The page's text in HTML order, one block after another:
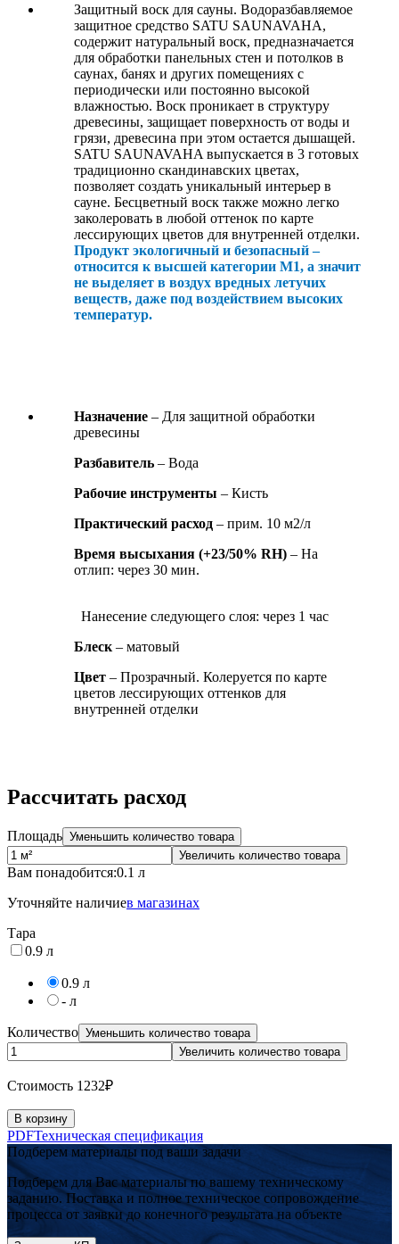
Защитный воск для сауны. Водоразбавляемое
защитное средство SATU SAUNAVAHA,
содержит натуральный воск, предназначается
для обработки панельных стен и потолков в
саунах, банях и других помещениях с
периодически или постоянно высокой
влажностью. Воск проникает в структуру
древесины, защищает поверхность от воды и
грязи, древесина при этом остается дышащей.
SATU SAUNAVAHA выпускается в 3 готовых
традиционно скандинавских цветах,
позволяет создать уникальный интерьер в
сауне. Бесцветный воск также можно легко
заколеровать в любой оттенок по карте
лессирующих цветов для внутренней отделки.
Продукт экологичный и безопасный –
относится к высшей категории М1, а значит
не выделяет в воздух вредных летучих
веществ, даже под воздействием высоких
температур.
Назначение – Для защитной обработки
древесины
Разбавитель – Вода
Рабочие инструменты – Кисть
Практический расход – прим. 10 м2/л
Время высыхания (+23/50% RH) – На
отлип: через 30 мин.
Нанесение следующего слоя: через 1 час
Блеск – матовый
Цвет – Прозрачный. Колеруется по карте
цветов лессирующих оттенков для
внутренней отделки
Расcчитать расход
Площадь Уменьшить количество товара
Увеличить количество товара
Вам понадобится:0.1 л
Уточняйте наличиев магазинах
Тара
0.9 л
0.9 л
- л
Количество Уменьшить количество товара
Увеличить количество товара
Cтоимость 1232₽
В корзину
PDFТехническая спецификация
Подберем материалы под ваши задачи
Подберем для Вас материалы по вашему техническому
заданию. Поставка и полное техническое сопровождение
процесса от заявки до конечного результата на объекте